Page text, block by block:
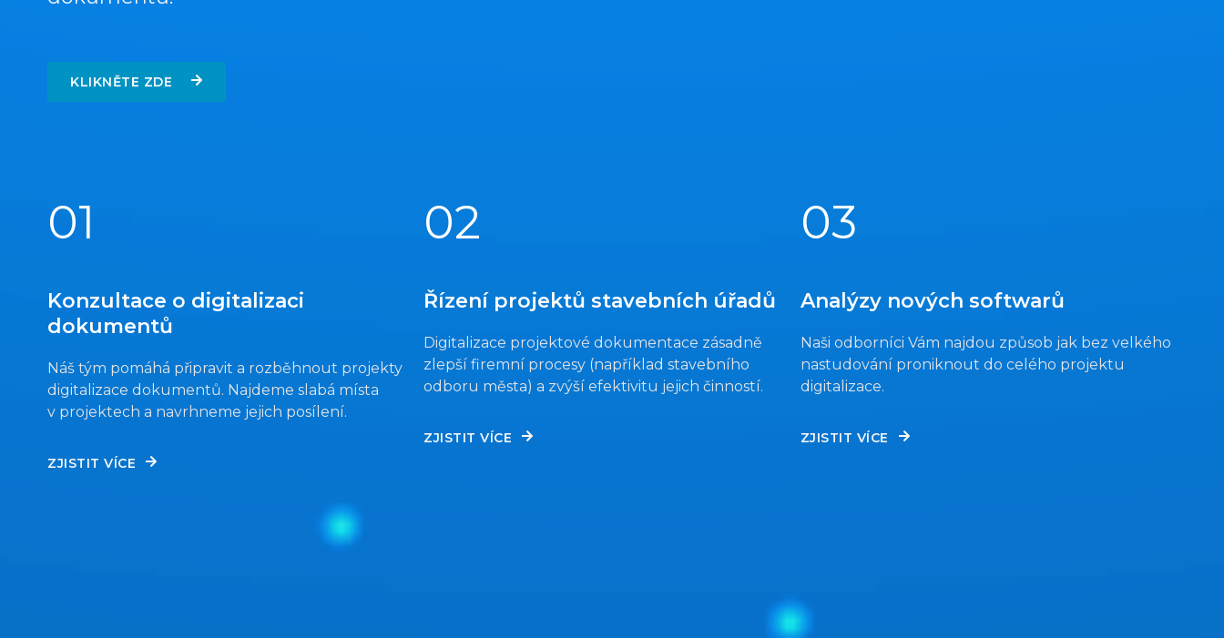
KLIKNĚTE ZDE
01
Konzultace o digitalizaci
dokumentů
Náš tým pomáhá připravit a rozběhnout projekty
digitalizace dokumentů. Najdeme slabá místa
v projektech a navrhneme jejich posílení.
ZJISTIT VÍCE
02
Řízení projektů stavebních úřadů
Digitalizace projektové dokumentace zásadně
zlepší firemní procesy (například stavebního
odboru města) a zvýší efektivitu jejich činností.
ZJISTIT VÍCE
03
Analýzy nových softwarů
Naši odborníci Vám najdou způsob jak bez velkého
nastudování proniknout do celého projektu
digitalizace.
ZJISTIT VÍCE